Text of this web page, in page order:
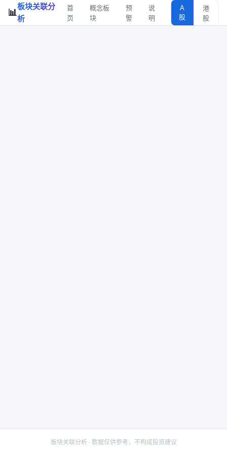
📊
板块关联分
析
首
页
概念板
块
预
警
说
明
A
股
港
股
板块关联分析 · 数据仅供参考，不构成投资建议